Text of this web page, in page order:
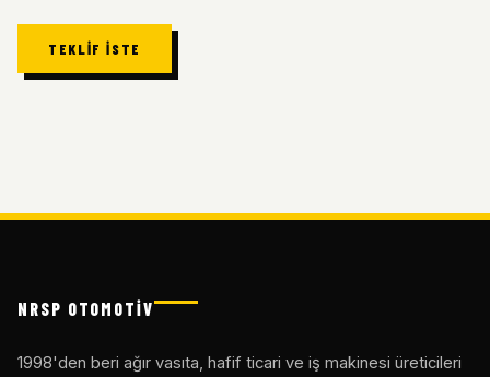
TEKLIF İSTE
NRSP OTOMOTİV
1998'den beri ağır vasıta, hafif ticari ve iş makinesi üreticileri